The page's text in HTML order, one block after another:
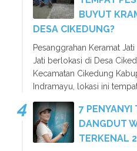
BUYUT
DESA CIKEDUNG?
Pesanggrahan Keramat
Jati berlokasi di Desa
Kecamatan Cikedung
Indramayu, lokasi ini
7 PENYANYI
DANGDUT
TERKENAL